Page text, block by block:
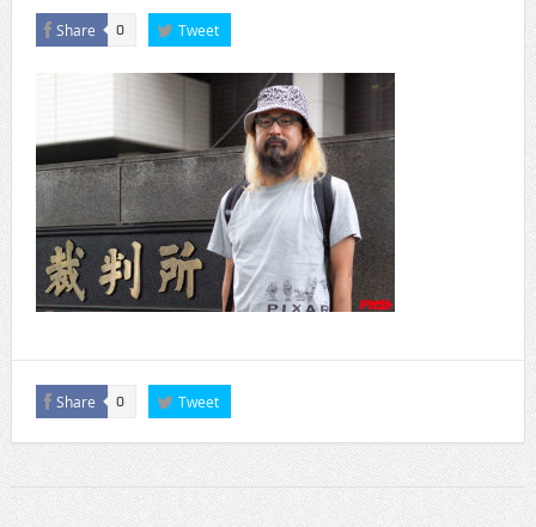
Share 0 Tweet
Share 0 Tweet